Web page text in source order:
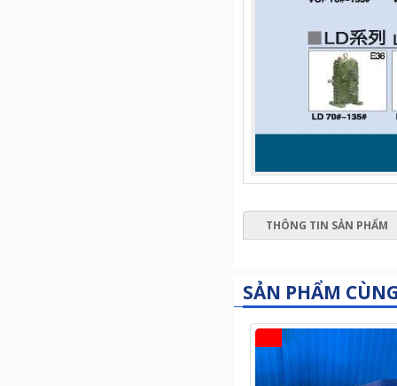
THÔNG TIN SẢN PHẨM
SẢN PHẨM